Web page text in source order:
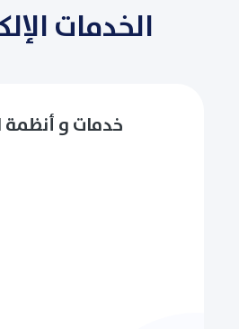
الخدمات
خدمات و أنظمة